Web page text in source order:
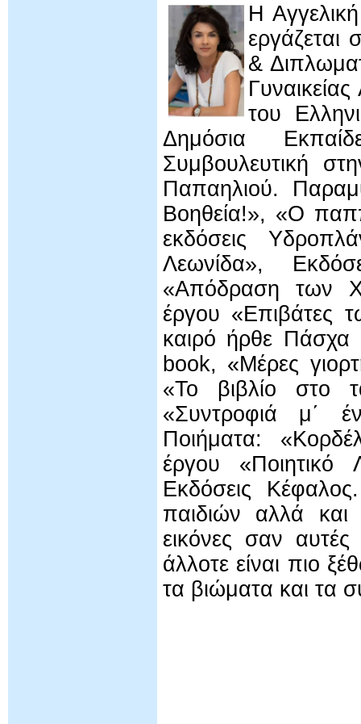
Η
εργάζεται
&
του
Δημόσια
Συμβουλευτική
Παπαηλιού.
Βοηθεία!», «Ο
εκδόσεις
Λεωνίδα»,
«Απόδραση των
έργου «Επιβάτες
καιρό ήρθε Πάσχα
book, «Μέρες
«Το βιβλίο στο
«Συντροφιά μ΄
Ποιήματα:
έργου
Εκδόσεις
παιδιών αλλά και
εικόνες σαν
άλλοτε είναι πιο
τα βιώματα και τα